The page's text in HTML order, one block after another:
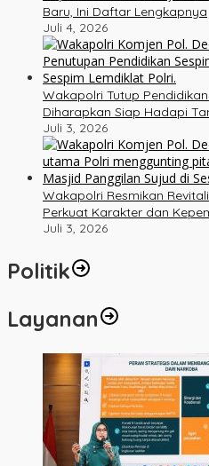
Baru, Ini Daftar Lengkapnya
Juli 4, 2026
Wakapolri Tutup
Diharapkan Siap Hadapi
Juli 3, 2026
Wakapolri Resmikan
Perkuat Karakter dan
Juli 3, 2026
Politik
Layanan